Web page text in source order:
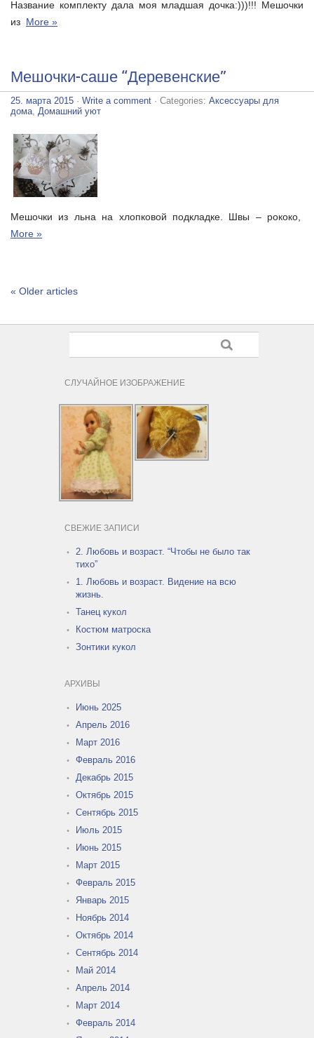
Название комплекту дала моя младшая дочка:)))!!! Мешочки
из More »
Мешочки-саше “Деревенские”
25. марта 2015 · Write a comment · Categories: Аксессуары для
дома Домашний уют
Мешочки из льна на хлопковой подкладке. Швы – рококо,
More »
« Older articles
СЛУЧАЙНОЕ ИЗОБРАЖЕНИЕ
СВЕЖИЕ ЗАПИСИ
2. Любовь и возраст. “Чтобы не было так
тихо”
1. Любовь и возраст. Видение на всю
жизнь.
Танец кукол
Костюм матроска
Зонтики кукол
АРХИВЫ
Июнь 2025
Апрель 2016
Март 2016
Февраль 2016
Декабрь 2015
Октябрь 2015
Сентябрь 2015
Июль 2015
Июнь 2015
Март 2015
Февраль 2015
Январь 2015
Ноябрь 2014
Октябрь 2014
Сентябрь 2014
Май 2014
Апрель 2014
Март 2014
Февраль 2014